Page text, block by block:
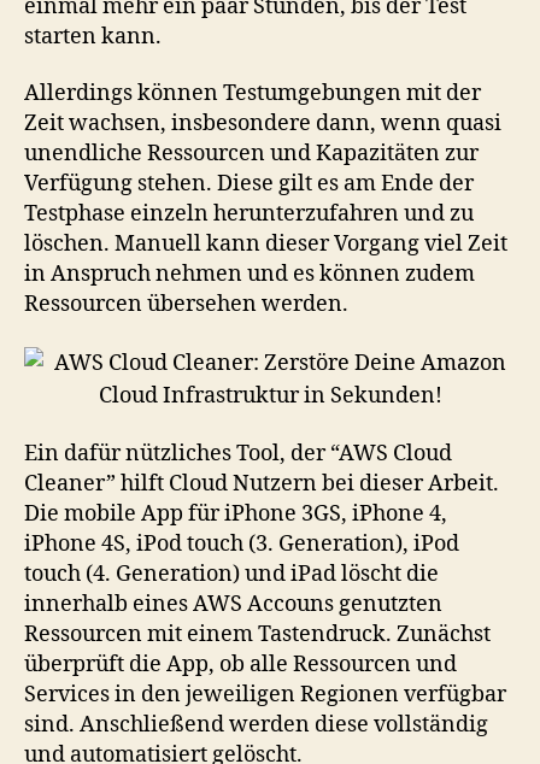
einmal mehr ein paar Stunden, bis der Test
starten kann.
Allerdings können Testumgebungen mit der
Zeit wachsen, insbesondere dann, wenn quasi
unendliche Ressourcen und Kapazitäten zur
Verfügung stehen. Diese gilt es am Ende der
Testphase einzeln herunterzufahren und zu
löschen. Manuell kann dieser Vorgang viel Zeit
in Anspruch nehmen und es können zudem
Ressourcen übersehen werden.
Ein dafür nützliches Tool, der “AWS Cloud
Cleaner” hilft Cloud Nutzern bei dieser Arbeit.
Die mobile App für iPhone 3GS, iPhone 4,
iPhone 4S, iPod touch (3. Generation), iPod
touch (4. Generation) und iPad löscht die
innerhalb eines AWS Accouns genutzten
Ressourcen mit einem Tastendruck. Zunächst
überprüft die App, ob alle Ressourcen und
Services in den jeweiligen Regionen verfügbar
sind. Anschließend werden diese vollständig
und automatisiert gelöscht.